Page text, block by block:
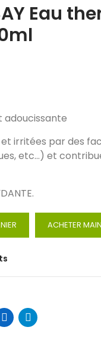
Eau
adoucissante
irritées par des
etc...) et
ACHETER